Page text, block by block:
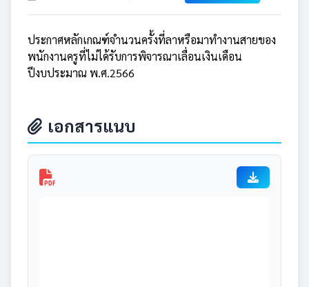
ประกาศหลักเกณฑ์จำนวนครั้งที่ลาหรือมาทำงานสายของ
พนักงานครูที่ไม่ได้รับการพิจารณาเลื่อนเงินเดือน
ปีงบประมาณ พ.ศ.2566
เอกสารแนบ